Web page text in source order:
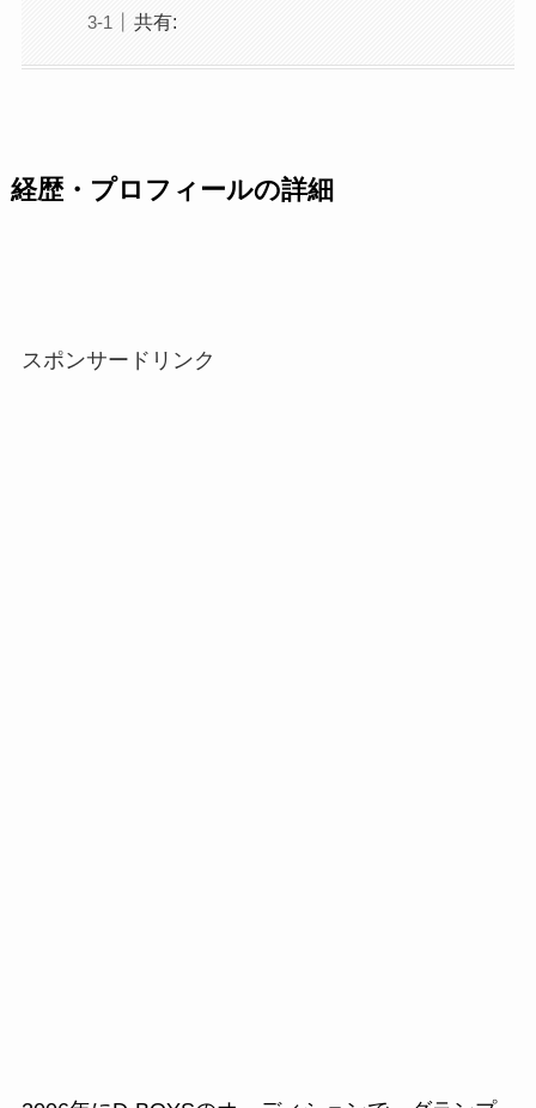
共有:
経歴・プロフィールの詳細
スポンサードリンク